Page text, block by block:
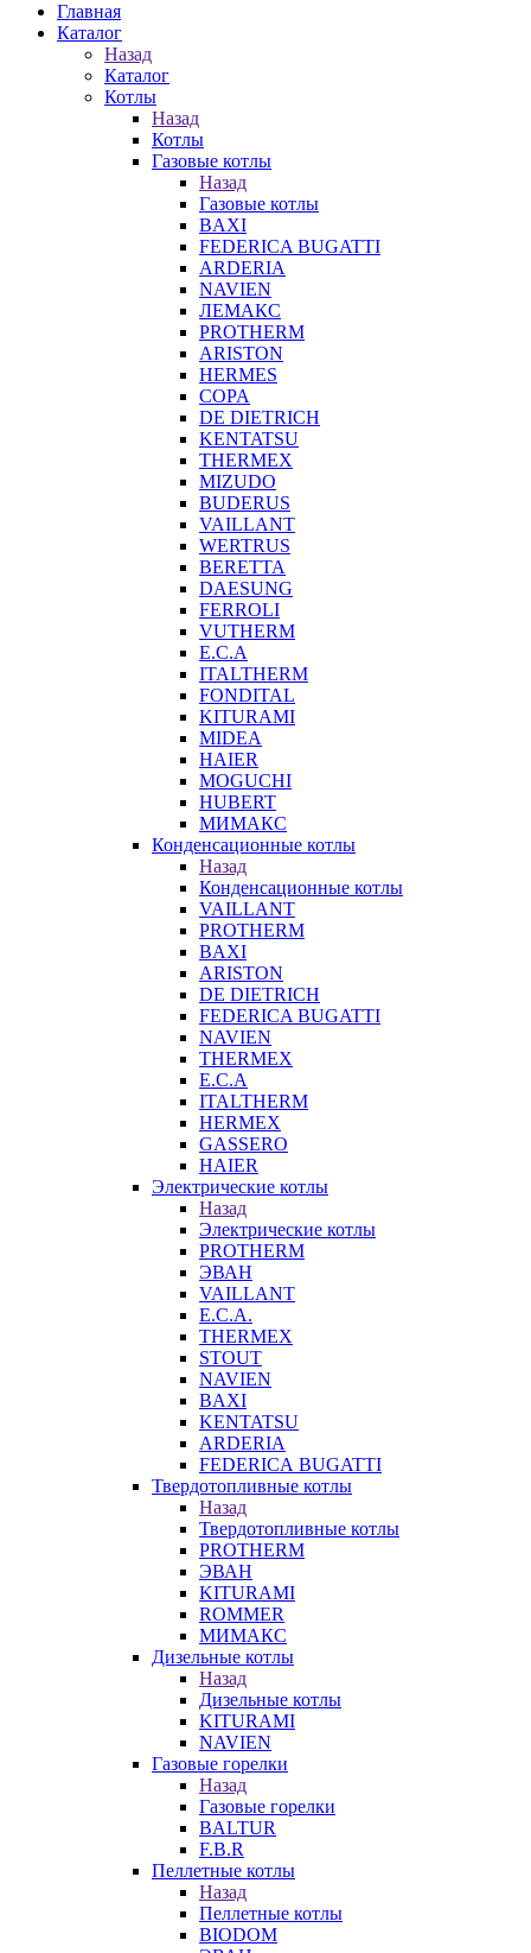
Главная
Каталог
Назад
Каталог
Котлы
Назад
Котлы
Газовые котлы
Назад
Газовые котлы
BAXI
FEDERICA BUGATTI
ARDERIA
NAVIEN
ЛЕМАКС
PROTHERM
ARISTON
HERMES
COPA
DE DIETRICH
KENTATSU
THERMEX
MIZUDO
BUDERUS
VAILLANT
WERTRUS
BERETTA
DAESUNG
FERROLI
VUTHERM
E.C.A
ITALTHERM
FONDITAL
KITURAMI
MIDEA
HAIER
MOGUCHI
HUBERT
МИМАКС
Конденсационные котлы
Назад
Конденсационные котлы
VAILLANT
PROTHERM
BAXI
ARISTON
DE DIETRICH
FEDERICA BUGATTI
NAVIEN
THERMEX
E.C.A
ITALTHERM
HERMEX
GASSERO
HAIER
Электрические котлы
Назад
Электрические котлы
PROTHERM
ЭВАН
VAILLANT
E.C.A.
THERMEX
STOUT
NAVIEN
BAXI
KENTATSU
ARDERIA
FEDERICА BUGATTI
Твердотопливные котлы
Назад
Твердотопливные котлы
PROTHERM
ЭВАН
KITURAMI
ROMMER
МИМАКС
Дизельные котлы
Назад
Дизельные котлы
KITURAMI
NAVIEN
Газовые горелки
Назад
Газовые горелки
BALTUR
F.B.R
Пеллетные котлы
Назад
Пеллетные котлы
BIODOM